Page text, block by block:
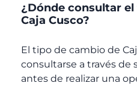
¿Dónde consultar
Caja Cusco?
El tipo de cambio de
consultarse a través de
antes de realizar una